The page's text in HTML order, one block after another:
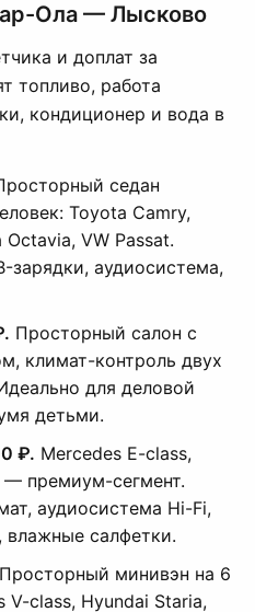
Ола — Лысково
и доплат за
топливо, работа
кондиционер и вода в
седан
Toyota Camry,
VW Passat.
зарядки, аудиосистема,
Просторный салон с
климат-контроль двух
для деловой
детьми.
₽. Mercedes E-class,
— премиум-сегмент.
аудиосистема Hi-Fi,
влажные салфетки.
Просторный минивэн на 6
V-class, Hyundai Staria,